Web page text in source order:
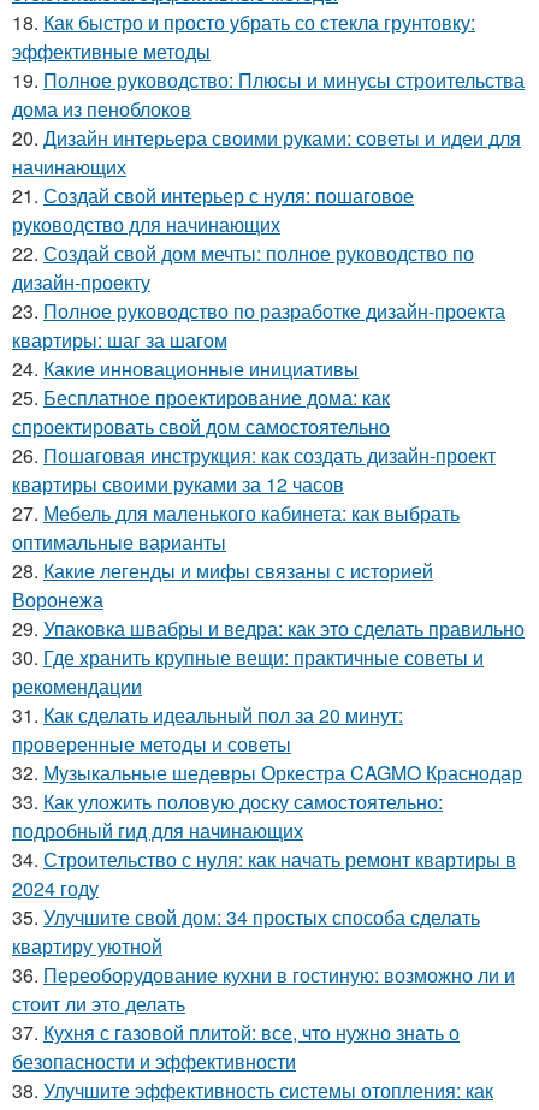
18. Как быстро и просто убрать со стекла грунтовку:
эффективные методы
19. Полное руководство: Плюсы и минусы строительства
дома из пеноблоков
20. Дизайн интерьера своими руками: советы и идеи для
начинающих
21. Создай свой интерьер с нуля: пошаговое
руководство для начинающих
22. Создай свой дом мечты: полное руководство по
дизайн-проекту
23. Полное руководство по разработке дизайн-проекта
квартиры: шаг за шагом
24. Какие инновационные инициативы
25. Бесплатное проектирование дома: как
спроектировать свой дом самостоятельно
26. Пошаговая инструкция: как создать дизайн-проект
квартиры своими руками за 12 часов
27. Мебель для маленького кабинета: как выбрать
оптимальные варианты
28. Какие легенды и мифы связаны с историей
Воронежа
29. Упаковка швабры и ведра: как это сделать правильно
30. Где хранить крупные вещи: практичные советы и
рекомендации
31. Как сделать идеальный пол за 20 минут:
проверенные методы и советы
32. Музыкальные шедевры Оркестра CAGMO Краснодар
33. Как уложить половую доску самостоятельно:
подробный гид для начинающих
34. Строительство с нуля: как начать ремонт квартиры в
2024 году
35. Улучшите свой дом: 34 простых способа сделать
квартиру уютной
36. Переоборудование кухни в гостиную: возможно ли и
стоит ли это делать
37. Кухня с газовой плитой: все, что нужно знать о
безопасности и эффективности
38. Улучшите эффективность системы отопления: как